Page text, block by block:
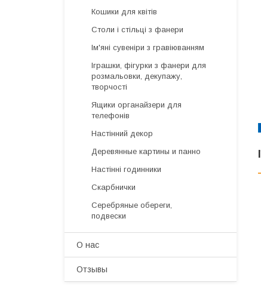
Кошики для квітів
Столи і стільці з фанери
Ім'яні сувеніри з гравіюванням
Іграшки, фігурки з фанери для
розмальовки, декупажу,
творчості
Ящики органайзери для
телефонів
Настінний декор
Деревянные картины и панно
Настінні годинники
Скарбнички
Серебряные обереги,
подвески
О нас
Отзывы